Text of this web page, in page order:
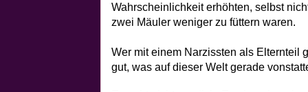
Wahrscheinlichkeit erhöhten, selbst
zwei Mäuler weniger zu füttern waren.
Wer mit einem Narzissten als Elternteil
gut, was auf dieser Welt gerade